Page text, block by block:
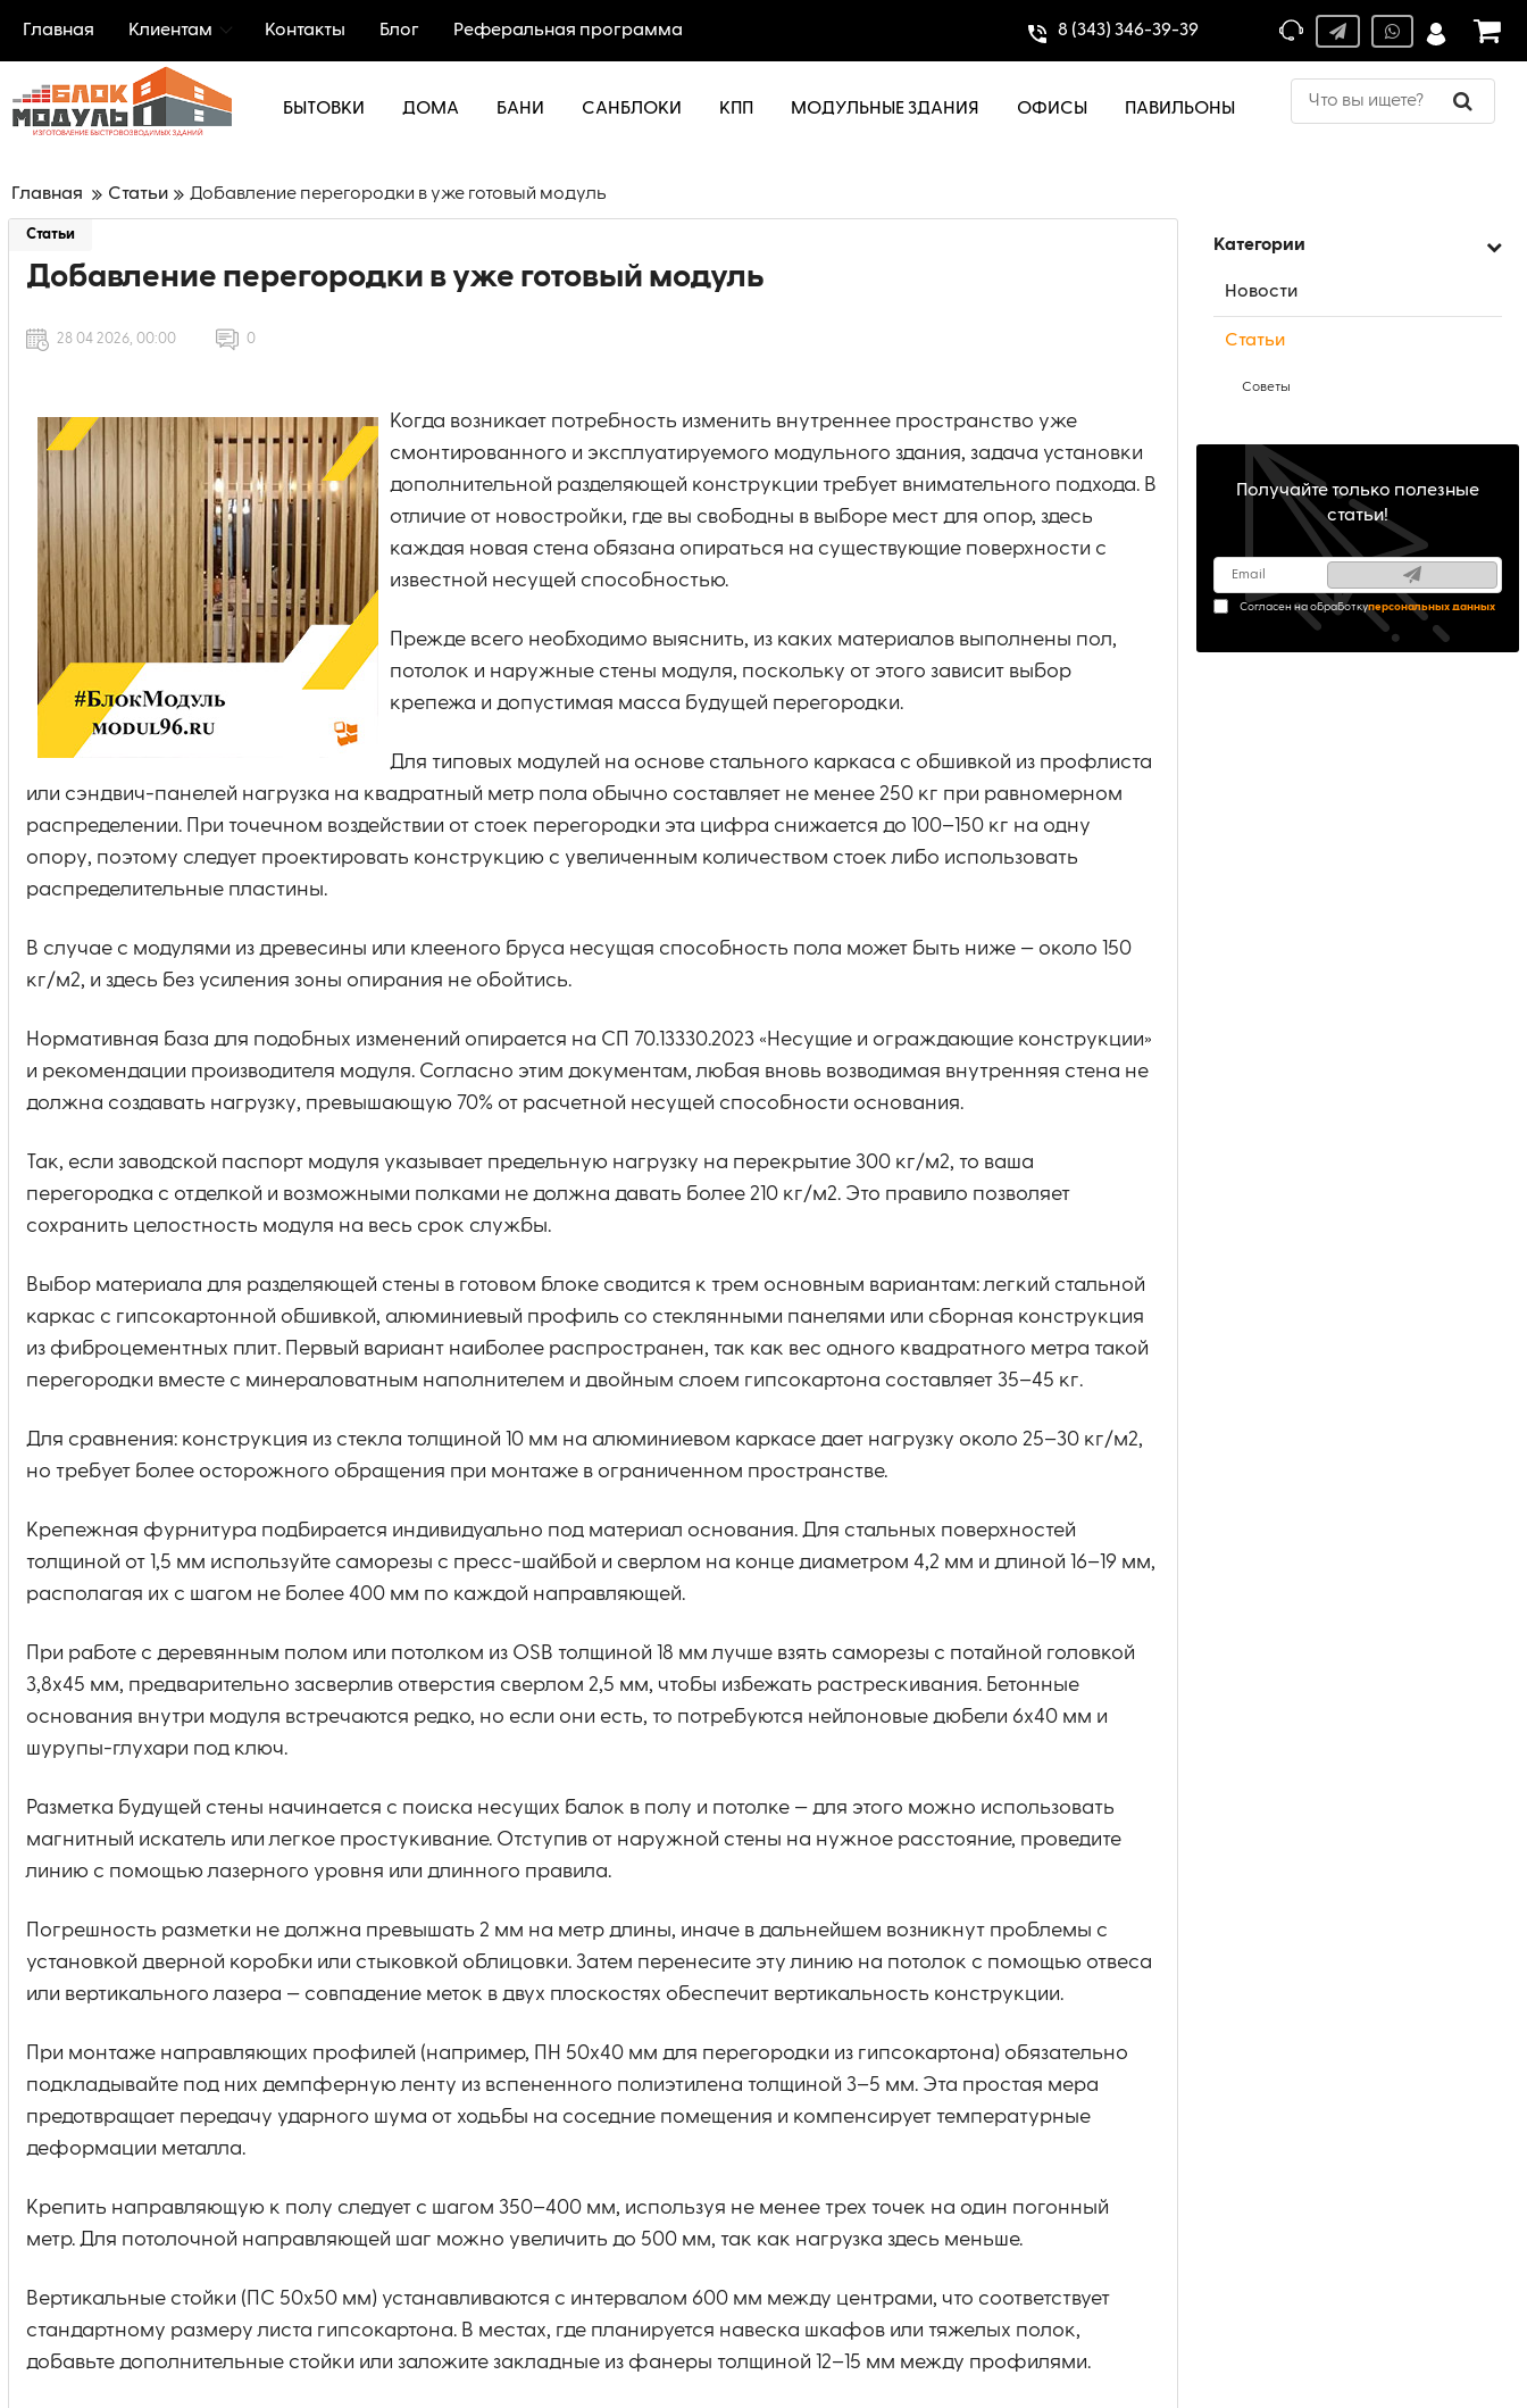
Главная Клиентам Контакты Блог Реферальная программа 8 (343) 346-39-39
БЫТОВКИ ДОМА БАНИ САНБЛОКИ КПП МОДУЛЬНЫЕ ЗДАНИЯ ОФИСЫ ПАВИЛЬОНЫ
Главная Статьи Добавление перегородки в уже готовый модуль
Категории
Новости
Статьи
Советы
Получайте только полезные
статьи!
Согласен на обработкуперсональных данных
Статьи
Добавление перегородки в уже готовый модуль
28 04 2026, 00:00 0
Когда возникает потребность изменить внутреннее пространство уже
смонтированного и эксплуатируемого модульного здания, задача установки
дополнительной разделяющей конструкции требует внимательного подхода. В
отличие от новостройки, где вы свободны в выборе мест для опор, здесь
каждая новая стена обязана опираться на существующие поверхности с
известной несущей способностью.
Прежде всего необходимо выяснить, из каких материалов выполнены пол,
потолок и наружные стены модуля, поскольку от этого зависит выбор
крепежа и допустимая масса будущей перегородки.
Для типовых модулей на основе стального каркаса с обшивкой из профлиста
или сэндвич-панелей нагрузка на квадратный метр пола обычно составляет не менее 250 кг при равномерном
распределении. При точечном воздействии от стоек перегородки эта цифра снижается до 100–150 кг на одну
опору, поэтому следует проектировать конструкцию с увеличенным количеством стоек либо использовать
распределительные пластины.
В случае с модулями из древесины или клееного бруса несущая способность пола может быть ниже — около 150
кг/м2, и здесь без усиления зоны опирания не обойтись.
Нормативная база для подобных изменений опирается на СП 70.13330.2023 «Несущие и ограждающие конструкции»
и рекомендации производителя модуля. Согласно этим документам, любая вновь возводимая внутренняя стена не
должна создавать нагрузку, превышающую 70% от расчетной несущей способности основания.
Так, если заводской паспорт модуля указывает предельную нагрузку на перекрытие 300 кг/м2, то ваша
перегородка с отделкой и возможными полками не должна давать более 210 кг/м2. Это правило позволяет
сохранить целостность модуля на весь срок службы.
Выбор материала для разделяющей стены в готовом блоке сводится к трем основным вариантам: легкий стальной
каркас с гипсокартонной обшивкой, алюминиевый профиль со стеклянными панелями или сборная конструкция
из фиброцементных плит. Первый вариант наиболее распространен, так как вес одного квадратного метра такой
перегородки вместе с минераловатным наполнителем и двойным слоем гипсокартона составляет 35–45 кг.
Для сравнения: конструкция из стекла толщиной 10 мм на алюминиевом каркасе дает нагрузку около 25–30 кг/м2,
но требует более осторожного обращения при монтаже в ограниченном пространстве.
Крепежная фурнитура подбирается индивидуально под материал основания. Для стальных поверхностей
толщиной от 1,5 мм используйте саморезы с пресс-шайбой и сверлом на конце диаметром 4,2 мм и длиной 16–19 мм,
располагая их с шагом не более 400 мм по каждой направляющей.
При работе с деревянным полом или потолком из OSB толщиной 18 мм лучше взять саморезы с потайной головкой
3,8х45 мм, предварительно засверлив отверстия сверлом 2,5 мм, чтобы избежать растрескивания. Бетонные
основания внутри модуля встречаются редко, но если они есть, то потребуются нейлоновые дюбели 6х40 мм и
шурупы-глухари под ключ.
Разметка будущей стены начинается с поиска несущих балок в полу и потолке — для этого можно использовать
магнитный искатель или легкое простукивание. Отступив от наружной стены на нужное расстояние, проведите
линию с помощью лазерного уровня или длинного правила.
Погрешность разметки не должна превышать 2 мм на метр длины, иначе в дальнейшем возникнут проблемы с
установкой дверной коробки или стыковкой облицовки. Затем перенесите эту линию на потолок с помощью отвеса
или вертикального лазера — совпадение меток в двух плоскостях обеспечит вертикальность конструкции.
При монтаже направляющих профилей (например, ПН 50х40 мм для перегородки из гипсокартона) обязательно
подкладывайте под них демпферную ленту из вспененного полиэтилена толщиной 3–5 мм. Эта простая мера
предотвращает передачу ударного шума от ходьбы на соседние помещения и компенсирует температурные
деформации металла.
Крепить направляющую к полу следует с шагом 350–400 мм, используя не менее трех точек на один погонный
метр. Для потолочной направляющей шаг можно увеличить до 500 мм, так как нагрузка здесь меньше.
Вертикальные стойки (ПС 50х50 мм) устанавливаются с интервалом 600 мм между центрами, что соответствует
стандартному размеру листа гипсокартона. В местах, где планируется навеска шкафов или тяжелых полок,
добавьте дополнительные стойки или заложите закладные из фанеры толщиной 12–15 мм между профилями.